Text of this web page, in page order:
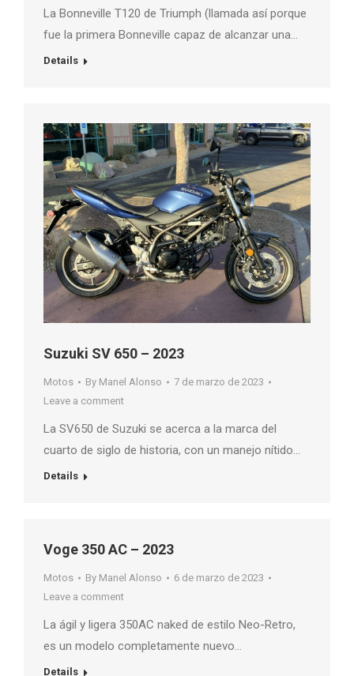
La Bonneville T120 de Triumph (llamada así porque
fue la primera Bonneville capaz de alcanzar una…
Details
Suzuki SV 650 – 2023
Motos By Manel Alonso
7 de marzo de 2023
Leave a comment
La SV650 de Suzuki se acerca a la marca del
cuarto de siglo de historia, con un manejo nítido…
Details
Voge 350 AC – 2023
Motos By Manel Alonso
6 de marzo de 2023
Leave a comment
La ágil y ligera 350AC naked de estilo Neo-Retro,
es un modelo completamente nuevo…
Details